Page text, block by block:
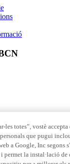
les totes”, vostè
que pugui
a Google, Inc segons
permet la instal·lació de